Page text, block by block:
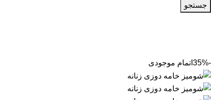
جستجو
-35% اتمام موجودی